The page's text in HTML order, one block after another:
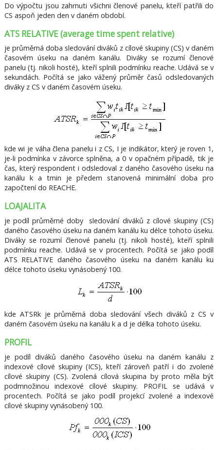
Do výpočtu jsou zahrnuti všichni členové panelu, kteří patřili do
CS aspoň jeden den v daném období.
ATS RELATIVE (average time spent relative)
je průměrná doba sledování diváků z cílové skupiny (CS) v daném
časovém úseku na daném kanálu. Diváky se rozumí členové
panelu (tj. nikoli hosté), kteří splnili podmínku reache. Udává se v
sekundách. Počítá se jako vážený průměr časů odsledovaných
diváky z CS v daném časovém úseku.
kde wi je váha člena panelu i z CS, I je indikátor, který je roven 1,
je-li podmínka v závorce splněna, a 0 v opačném případě, tik je
čas, který respondent i odsledoval z daného časového úseku na
kanálu k a tmin je předem stanovená minimální doba pro
započtení do REACHE.
LOAJALITA
je podíl průměrné doby sledování diváků z cílové skupiny (CS)
daného časového úseku na daném kanálu ku délce tohoto úseku.
Diváky se rozumí členové panelu (tj. nikoli hosté), kteří splnili
podmínku reache. Udává se v procentech. Počítá se jako podíl
ATS RELATIVE daného časového úseku na daném kanálu ku
délce tohoto úseku vynásobený 100.
kde ATSRk je průměrná doba sledování všech diváků z CS v
daném časovém úseku na kanálu k a d je délka tohoto úseku.
PROFIL
je podíl diváků daného časového úseku na daném kanálu z
indexové cílové skupiny (ICS), kteří zároveň patří i do zvolené
cílové skupiny (CS). Zvolená cílová skupina by proto měla být
podmnožinou indexové cílové skupiny. PROFIL se udává v
procentech. Počítá se jako podíl projekcí zvolené a indexové
cílové skupiny vynásobený 100.